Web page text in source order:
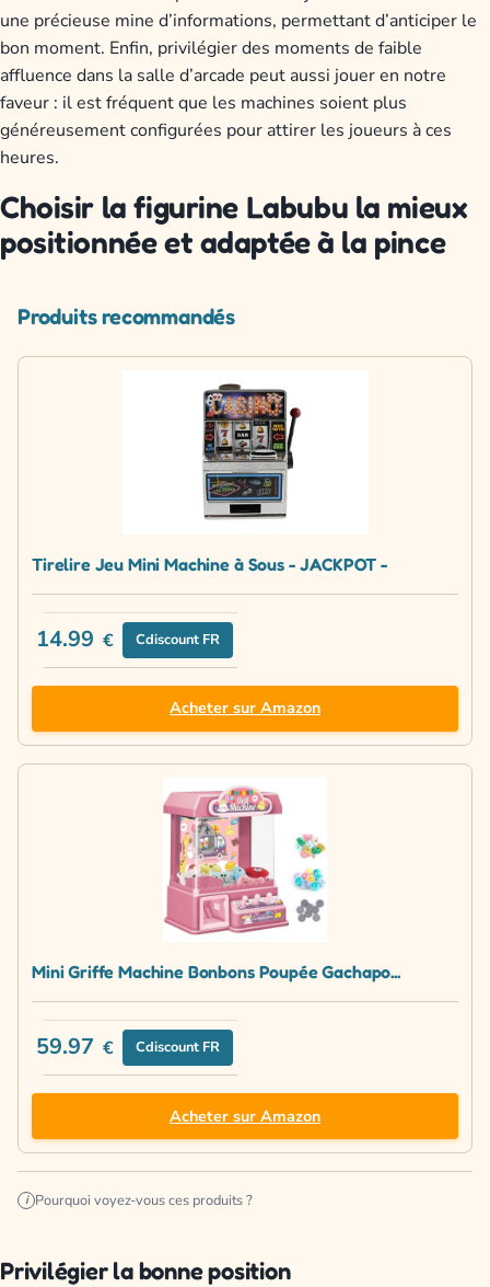
une précieuse mine d’informations, permettant d’anticiper le
bon moment. Enfin, privilégier des moments de faible
affluence dans la salle d’arcade peut aussi jouer en notre
faveur : il est fréquent que les machines soient plus
généreusement configurées pour attirer les joueurs à ces
heures.
Choisir la figurine Labubu la mieux
positionnée et adaptée à la pince
Produits recommandés
Tirelire Jeu Mini Machine à Sous - JACKPOT -
14.99 € Cdiscount FR
Acheter sur Amazon
Mini Griffe Machine Bonbons Poupée Gachapo...
59.97 € Cdiscount FR
Acheter sur Amazon
i Pourquoi voyez-vous ces produits ?
Privilégier la bonne position